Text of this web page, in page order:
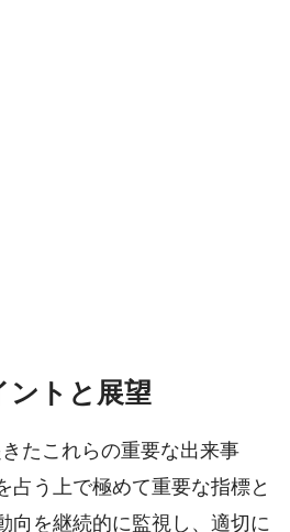
ントと展望
たこれらの重要な出来事
占う上で極めて重要な指標と
向を継続的に監視し、適切に